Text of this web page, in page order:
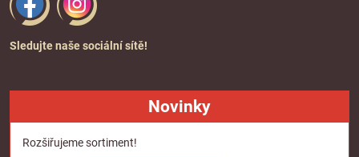
Sledujte naše sociální sítě!
Novinky
Rozšiřujeme sortiment!